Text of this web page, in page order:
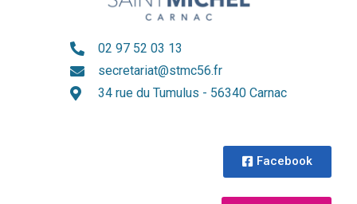
02 97 52 03 13
secretariat@stmc56.fr
34 rue du Tumulus - 56340 Carnac
Facebook